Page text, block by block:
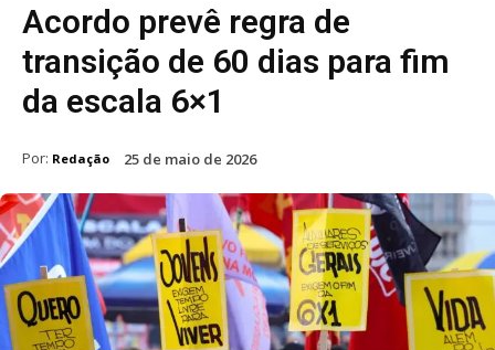
Acordo prevê regra de
transição de 60 dias para fim
da escala 6×1
Por: Redação 25 de maio de 2026